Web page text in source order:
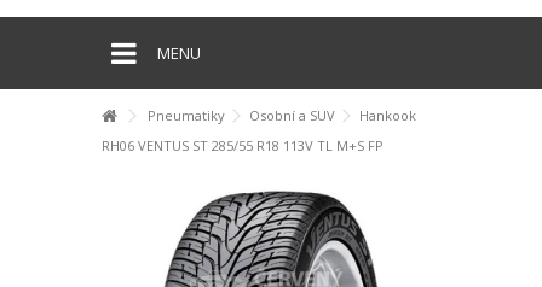
MENU
Pneumatiky Osobní a SUV
Hankook
RH06 VENTUS ST 285/55 R18 113V TL M+S FP